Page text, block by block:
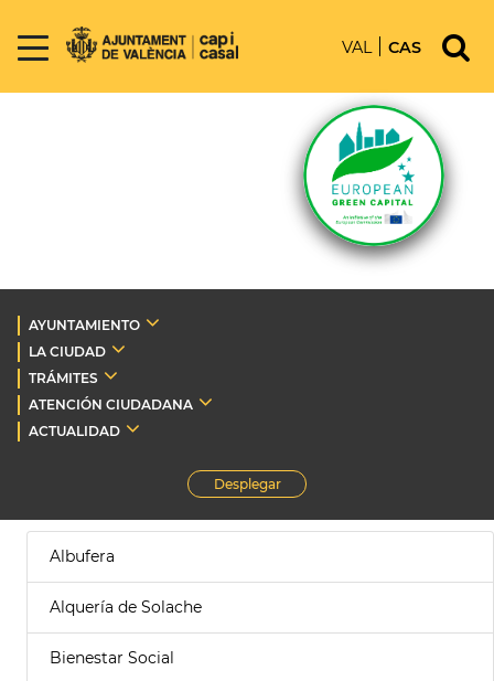
VAL CAS
AYUNTAMIENTO
LA CIUDAD
TRÁMITES
ATENCIÓN CIUDADANA
ACTUALIDAD
Desplegar
Albufera
Alquería de Solache
Bienestar Social